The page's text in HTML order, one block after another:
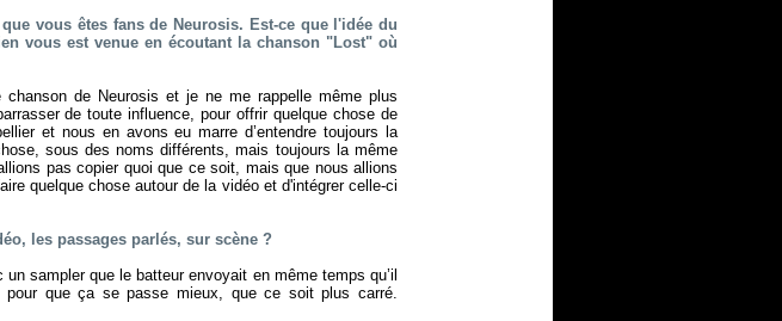
vous êtes fans de Neurosis. Est-ce que l'idée du
vous est venue en écoutant la chanson "Lost" où
de Neurosis et je ne me rappelle même plus
de toute influence, pour offrir quelque chose de
et nous en avons eu marre d’entendre toujours la
sous des noms différents, mais toujours la même
pas copier quoi que ce soit, mais que nous allions
quelque chose autour de la vidéo et d'intégrer celle-ci
les passages parlés, sur scène ?
sampler que le batteur envoyait en même temps qu’il
que ça se passe mieux, que ce soit plus carré.